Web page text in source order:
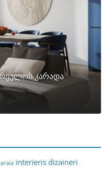
კარადა
interieris dizaineri